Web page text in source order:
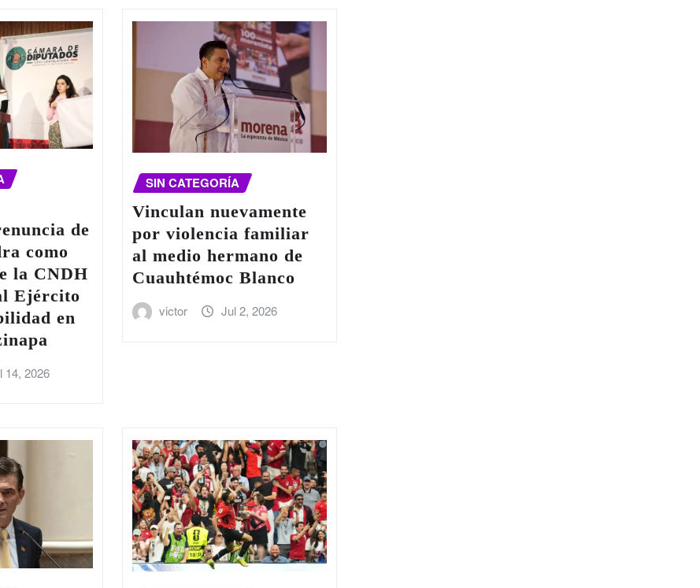
de
como
la CNDH
Ejército
en
14, 2026
SIN CATEGORÍA
Vinculan nuevamente
por violencia familiar
al medio hermano de
Cuauhtémoc Blanco
victor Jul 2, 2026